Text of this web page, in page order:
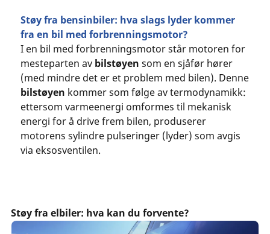
Støy fra bensinbiler: hva slags lyder kommer
fra en bil med forbrenningsmotor?
I en bil med forbrenningsmotor står motoren for
mesteparten av bilstøyen som en sjåfør hører
(med mindre det er et problem med bilen). Denne
bilstøyen kommer som følge av termodynamikk:
ettersom varmeenergi omformes til mekanisk
energi for å drive frem bilen, produserer
motorens sylindre pulseringer (lyder) som avgis
via eksosventilen.
Støy fra elbiler: hva kan du forvente?